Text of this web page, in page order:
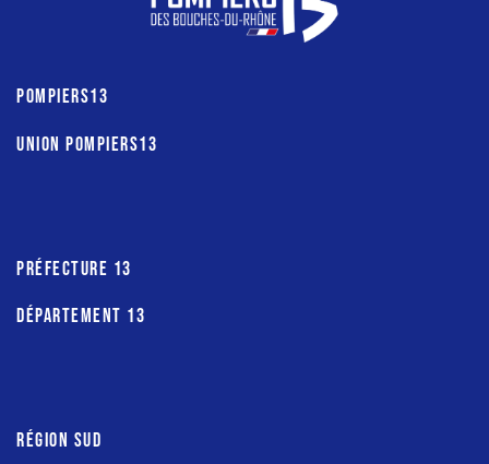
POMPIERS13
UNION POMPIERS13
PRÉFECTURE 13
DÉPARTEMENT 13
RÉGION SUD